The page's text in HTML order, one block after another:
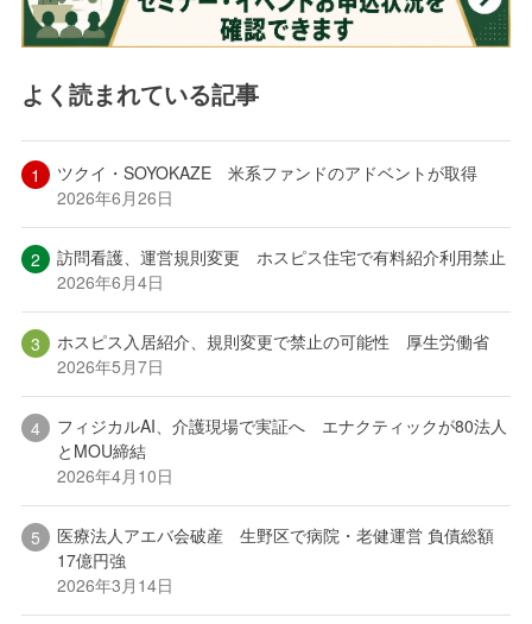
よく読まれている記事
ツクイ・SOYOKAZE 米系ファンドのアドベントが取得
2026年6月26日
訪問看護、運営規則変更 ホスピス住宅で有料紹介利用禁止
2026年6月4日
ホスピス入居紹介、規則変更で禁止の可能性 厚生労働省
2026年5月7日
フィジカルAI、介護現場で実証へ エナクティックが80法人
とMOU締結
2026年4月10日
医療法人アエバ会破産 生野区で病院・老健運営 負債総額
17億円強
2026年3月14日